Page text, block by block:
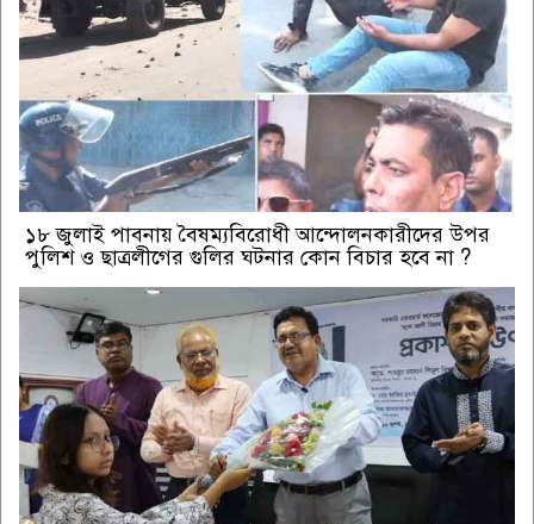
১৮ জুলাই পাবনায় বৈষম্যবিরোধী আন্দোলনকারীদের উপর
পুলিশ ও ছাত্রলীগের গুলির ঘটনার কোন বিচার হবে না ?